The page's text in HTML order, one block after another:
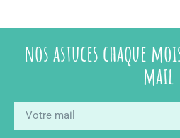
nos astuces chaque
mail